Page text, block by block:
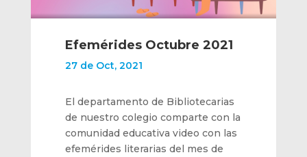
Efemérides Octubre 2021
27 de Oct, 2021
El departamento de Bibliotecarias
de nuestro colegio comparte con la
comunidad educativa video con las
efemérides literarias del mes de